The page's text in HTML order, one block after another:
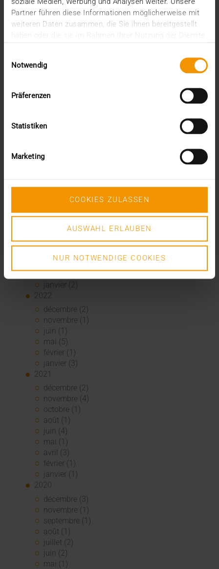
soziale Medien, Werbung und Analysen weiter. Unsere
Partner führen diese Informationen möglicherweise mit
weiteren Daten zusammen, die Sie ihnen bereitgestellt
haben oder die sie im Rahmen Ihrer Nutzung der Dienste
Notwendig
Präferenzen
Statistiken
Marketing
COOKIES ZULASSEN
AUSWAHL ERLAUBEN
NUR NOTWENDIGE COOKIES
juin (1)
mars (1)
décembre (1)
août (1)
mai (5)
janvier (4)
décembre (2)
novembre (5)
août (1)
juin (4)
mai (5)
mars (1)
février (1)
janvier (2)
2022
décembre (2)
novembre (1)
juin (1)
mai (5)
février (1)
janvier (3)
2021
décembre (2)
novembre (4)
octobre (1)
août (1)
juin (4)
mai (1)
avril (3)
février (1)
janvier (1)
2020
décembre (3)
novembre (1)
septembre (1)
août (1)
juillet (2)
juin (2)
mai (1)